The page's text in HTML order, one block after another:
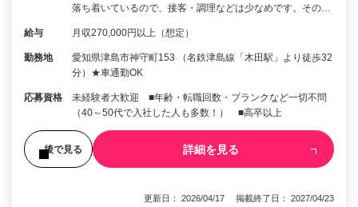
落ち着いているので、接客・調理などは少なめです。その…
給与 月収270,000円以上（想定）
勤務地
愛知県津島市神守町153 （名鉄津島線「木田駅」より徒歩32
分）★車通勤OK
応募資格
未経験者大歓迎 ■年齢・転職回数・ブランクなど一切不問
（40～50代で入社した人も多数！） ■高卒以上
後で見る 詳細を見る
更新日： 2026/04/17 掲載終了日： 2027/04/23